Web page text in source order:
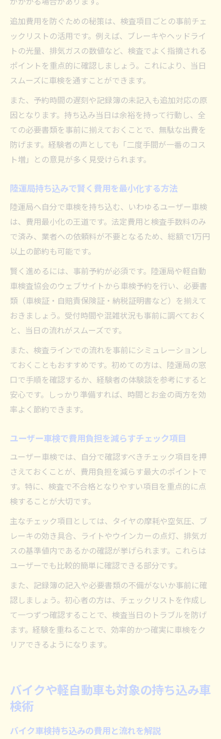
追加費用を防ぐための秘策は、検査項目ごとの事前チェ
ックリストの活用です。例えば、ブレーキやヘッドライ
トの光量、排気ガスの数値など、検査でよく指摘される
ポイントを重点的に確認しましょう。これにより、当日
スムーズに車検を通すことができます。
また、予約時間の遅刻や記録簿の未記入も追加対応の原
因となります。持ち込み当日は余裕を持って行動し、全
ての必要書類を事前に揃えておくことで、無駄な出費を
防げます。経験者の声としても「二度手間が一番のコス
ト増」との意見が多く見受けられます。
陸運局持ち込みで賢く費用を最小化する方法
陸運局へ自分で車検を持ち込む、いわゆるユーザー車検
は、費用最小化の王道です。法定費用と検査手数料のみ
で済み、業者への依頼料が不要となるため、総額で1万円
以上の節約も可能です。
賢く進めるには、事前予約が必須です。陸運局や軽自動
車検査協会のウェブサイトから車検予約を行い、必要書
類（車検証・自賠責保険証・納税証明書など）を揃えて
おきましょう。受付時間や混雑状況も事前に調べておく
と、当日の流れがスムーズです。
また、検査ラインでの流れを事前にシミュレーションし
ておくこともおすすめです。初めての方は、陸運局の窓
口で手順を確認するか、経験者の体験談を参考にすると
安心です。しっかり準備すれば、時間とお金の両方を効
率よく節約できます。
ユーザー車検で費用負担を減らすチェック項目
ユーザー車検では、自分で確認すべきチェック項目を押
さえておくことが、費用負担を減らす最大のポイントで
す。特に、検査で不合格となりやすい項目を重点的に点
検することが大切です。
主なチェック項目としては、タイヤの摩耗や空気圧、ブ
レーキの効き具合、ライトやウインカーの点灯、排気ガ
スの基準値内であるかの確認が挙げられます。これらは
ユーザーでも比較的簡単に確認できる部分です。
また、記録簿の記入や必要書類の不備がないか事前に確
認しましょう。初心者の方は、チェックリストを作成し
て一つずつ確認することで、検査当日のトラブルを防げ
ます。経験を重ねることで、効率的かつ確実に車検をク
リアできるようになります。
バイクや軽自動車も対象の持ち込み車
検術
バイク車検持ち込みの費用と流れを解説